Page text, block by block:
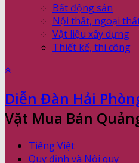
Bất động sản
Nội thất, ngoại
Vật liệu xây dựng
Thiết kế, thi công
Diễn Đàn Hải
Vặt Mua Bán
Tiếng Việt
Quy định và Nội quy